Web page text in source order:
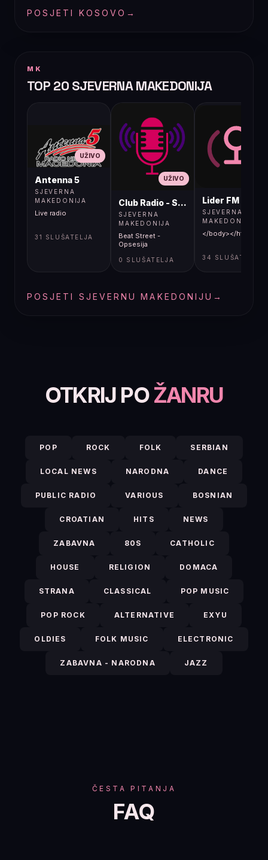
POSJETI KOSOVO →
MK
TOP 20 SJEVERNA MAKEDONIJA
UŽIVO
Antenna 5
SJEVERNA
MAKEDONIJA
Live radio
31 SLUŠATELJA
UŽIVO
Club Radio - Skopje, Mcedonia
SJEVERNA
MAKEDONIJA
Beat Street -
Opsesija
0 SLUŠATELJA
Lider FM 107,4
SJEVERNA
MAKEDONIJA
</body></html>
34 SLUŠATELJA
POSJETI SJEVERNU MAKEDONIJU →
OTKRIJ POŽANRU
POP ROCK FOLK SERBIAN
LOCAL NEWS NARODNA DANCE
PUBLIC RADIO VARIOUS BOSNIAN
CROATIAN HITS NEWS
ZABAVNA 80S CATHOLIC
HOUSE RELIGION DOMACA
STRANA CLASSICAL POP MUSIC
POP ROCK ALTERNATIVE EXYU
OLDIES FOLK MUSIC ELECTRONIC
ZABAVNA - NARODNA JAZZ
ČESTA PITANJA
FAQ